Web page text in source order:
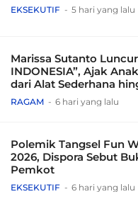
EKSEKUTIF 5 hari yang lalu
Marissa Sutanto
INDONESIA”, Ajak
dari Alat Sederhana
Tradisional
RAGAM 6 hari yang lalu
Polemik Tangsel Fun
2026, Dispora Sebut
Pemkot
EKSEKUTIF 6 hari yang lalu